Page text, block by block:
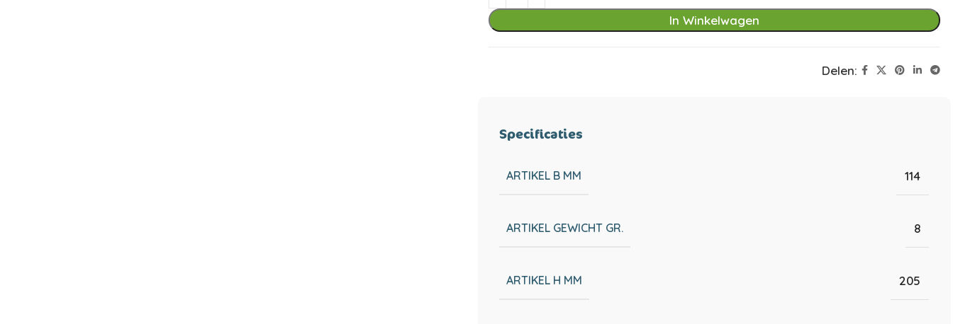
In Winkelwagen
Delen:
Specificaties
ARTIKEL B MM 114
ARTIKEL GEWICHT GR. 8
ARTIKEL H MM 205